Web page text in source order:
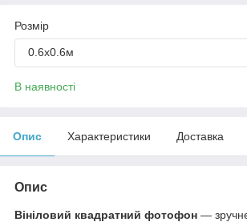
Розмір
0.6х0.6м
В наявності
Опис Характеристики Доставка
Опис
Вініловий квадратний фотофон —